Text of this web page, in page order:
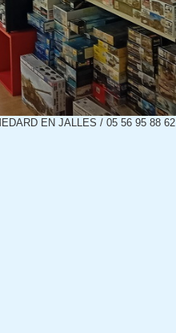
EN JALLES / 05 56 95 88 62